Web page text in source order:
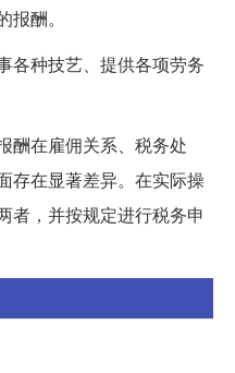
酬。
各种技艺、提供各项劳务
酬在雇佣关系、税务处
存在显著差异。在实际操
者，并按规定进行税务申